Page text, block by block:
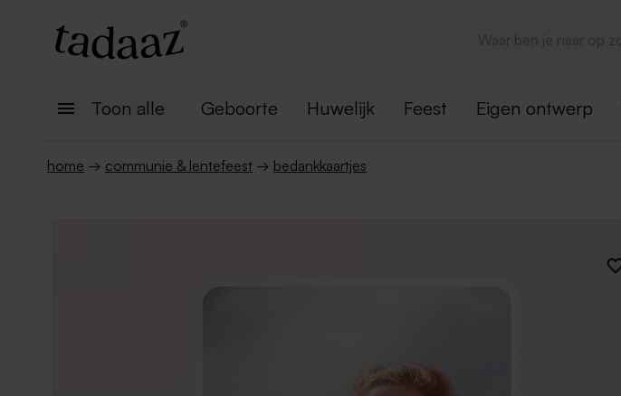
Toon alle Geboorte Huwelijk Feest Eigen ontwerp
home → communie & lentefeest → bedankkaartjes